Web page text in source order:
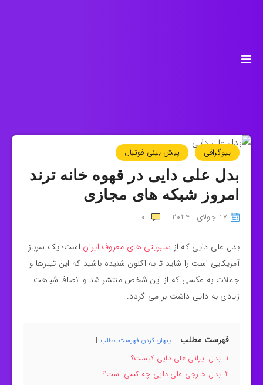
بیوگرافی پیش بینی فوتبال
بدل علی دایی در قهوه خانه ترند
امروز شبکه های مجازی
17 جولای , 2024 0
بدل علی دایی که از سلبریتی های معروف ایران است؛ یک سرباز
آمریکایی است را شاید تا به اکنون شنیده باشید که این تیترها و
جملات به عکسی که از این شخص منتشر شد و انصافا شباهت
زیادی به دایی داشت بر می گردد.
فهرست مطلب پنهان کردن فهرست مطلب
1 بدل ایرانی علی دایی کیست؟
2 بدل خارجی علی دایی چه کسی است؟